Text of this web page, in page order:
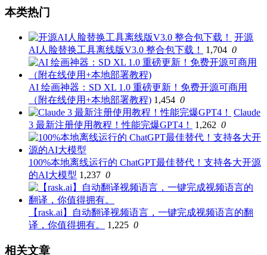
本类热门
开源
AI人脸替换工具离线版V3.0 整合包下载！
1,704 0
AI 绘画神器：SD XL 1.0 重磅更新！免费开源可商用
（附在线使用+本地部署教程) 1,454 0
Claude
3 最新注册使用教程！性能完爆GPT4！
1,262 0
100%本地离线运行的 ChatGPT最佳替代！支持各大开源
的AI大模型 1,237 0
【rask.ai】自动翻译视频语言，一键完成视频语言的翻
译，你值得拥有。
1,225 0
相关文章